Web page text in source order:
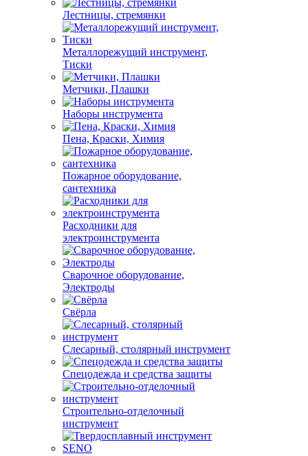
Лестницы, стремянки
Металлорежущий инструмент,
Тиски
Метчики, Плашки
Наборы инструмента
Пена, Краски, Химия
Пожарное оборудование,
сантехника
Расходники для
электроинструмента
Сварочное оборудование,
Электроды
Свёрла
Слесарный, столярный инструмент
Спецодежда и средства защиты
Строительно-отделочный
инструмент